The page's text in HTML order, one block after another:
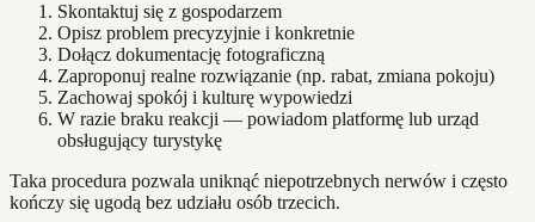
Skontaktuj się z gospodarzem
Opisz problem precyzyjnie i konkretnie
Dołącz dokumentację fotograficzną
Zaproponuj realne rozwiązanie (np. rabat, zmiana pokoju)
Zachowaj spokój i kulturę wypowiedzi
W razie braku reakcji — powiadom platformę lub urząd
obsługujący turystykę
Taka procedura pozwala uniknąć niepotrzebnych nerwów i często
kończy się ugodą bez udziału osób trzecich.